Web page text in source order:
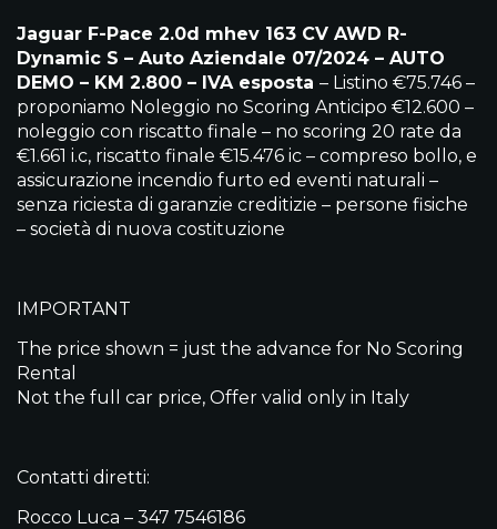
Jaguar F-Pace 2.0d mhev 163 CV AWD R-
Dynamic S – Auto Aziendale 07/2024 – AUTO
DEMO – KM 2.800 – IVA esposta – Listino €75.746 –
proponiamo Noleggio no Scoring Anticipo €12.600 –
noleggio con riscatto finale – no scoring 20 rate da
€1.661 i.c, riscatto finale €15.476 ic – compreso bollo, e
assicurazione incendio furto ed eventi naturali –
senza riciesta di garanzie creditizie – persone fisiche
– società di nuova costituzione
IMPORTANT
The price shown = just the advance for No Scoring
Rental
Not the full car price, Offer valid only in Italy
Contatti diretti:
Rocco Luca – 347 7546186